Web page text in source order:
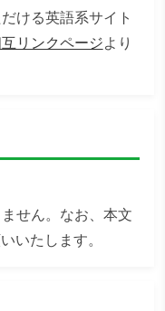
ける英語系サイト
リンクページより
せん。なお、本文
いたします。